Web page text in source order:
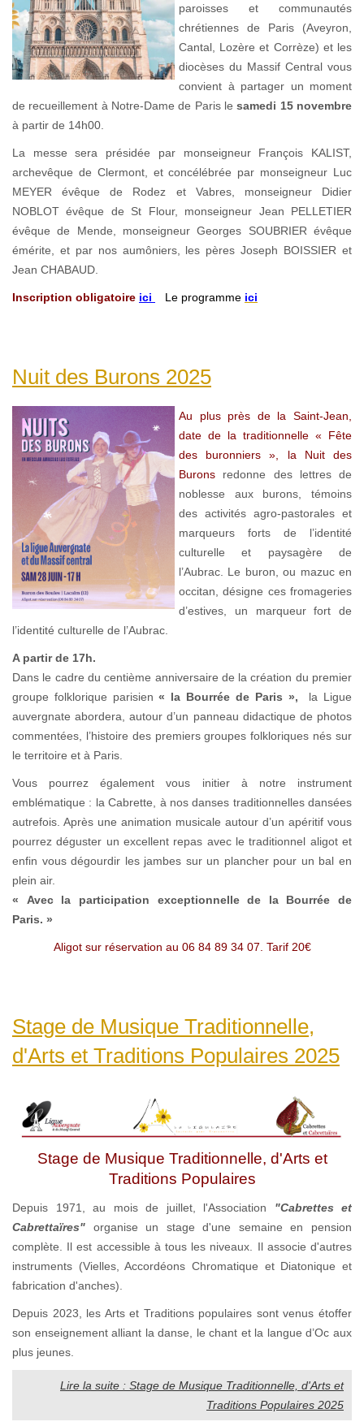
paroisses et communautés
chrétiennes de Paris (Aveyron,
Cantal, Lozère et Corrèze) et les
diocèses du Massif Central vous
convient à partager un moment
de recueillement à Notre-Dame de Paris le samedi 15 novembre
à partir de 14h00.
La messe sera présidée par monseigneur François KALIST,
archevêque de Clermont, et concélébrée par monseigneur Luc
MEYER évêque de Rodez et Vabres, monseigneur Didier
NOBLOT évêque de St Flour, monseigneur Jean PELLETIER
évêque de Mende, monseigneur Georges SOUBRIER évêque
émérite, et par nos aumôniers, les pères Joseph BOISSIER et
Jean CHABAUD.
Inscription obligatoire ici Le programme ici
Nuit des Burons 2025
Au plus près de la Saint-Jean,
date de la traditionnelle « Fête
des buronniers », la Nuit des
Burons redonne des lettres de
noblesse aux burons, témoins
des activités agro-pastorales et
marqueurs forts de l’identité
culturelle et paysagère de
l’Aubrac. Le buron, ou mazuc en
occitan, désigne ces fromageries
d’estives, un marqueur fort de
l’identité culturelle de l’Aubrac.
A partir de 17h.
Dans le cadre du centième anniversaire de la création du premier
groupe folklorique parisien« la Bourrée de Paris »,
la Ligue
auvergnate abordera, autour d’un panneau didactique de photos
commentées, l’histoire des premiers groupes folkloriques nés sur
le territoire et à Paris.
Vous pourrez également vous initier à notre instrument
emblématique : la Cabrette, à nos danses traditionnelles dansées
autrefois. Après une animation musicale autour d’un apéritif vous
pourrez déguster un excellent repas avec le traditionnel aligot et
enfin vous dégourdir les jambes sur un plancher pour un bal en
plein air.
« Avec la participation exceptionnelle de la Bourrée de
Paris. »
Aligot sur réservation au 06 84 89 34 07. Tarif 20€
Stage de Musique Traditionnelle,
d'Arts et Traditions Populaires 2025
Stage de Musique Traditionnelle, d'Arts et
Traditions Populaires
Depuis 1971, au mois de juillet, l'Association "Cabrettes et
Cabrettaïres" organise un stage d'une semaine en pension
complète. Il est accessible à tous les niveaux. Il associe d'autres
instruments (Vielles, Accordéons Chromatique et Diatonique et
fabrication d'anches).
Depuis 2023, les Arts et Traditions populaires sont venus étoffer
son enseignement alliant la danse, le chant et la langue d’Oc aux
plus jeunes.
Lire la suite : Stage de Musique Traditionnelle, d'Arts et
Traditions Populaires 2025